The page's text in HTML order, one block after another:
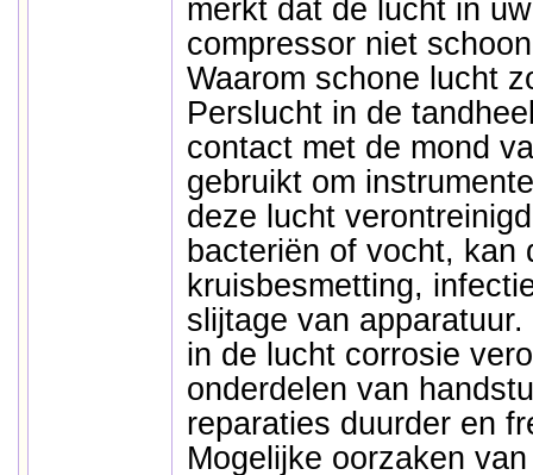
merkt dat de lucht in
compressor niet
Waarom schone lucht
Perslucht in de
contact met de mond
gebruikt om
deze lucht
bacteriën of vocht, kan
kruisbesmetting,
slijtage van
in de lucht corrosie
onderdelen van
reparaties duurder en
Mogelijke oorzaken